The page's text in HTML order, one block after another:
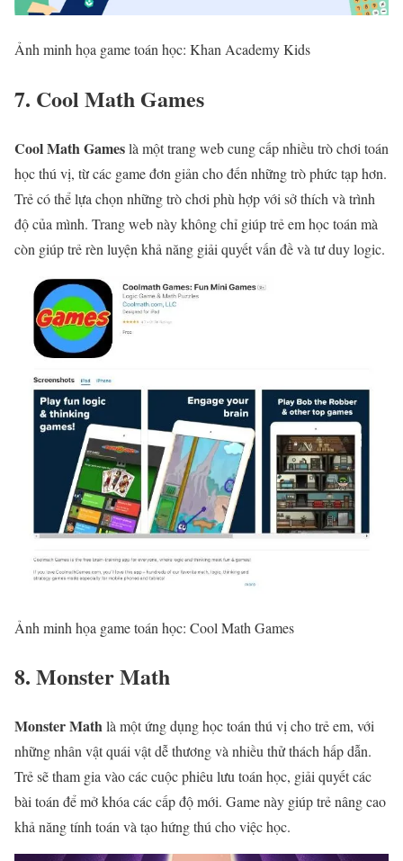
Ảnh minh họa game toán học: Khan Academy Kids
7. Cool Math Games
Cool Math Gameslà một trang web cung cấp nhiều trò chơi toán
học thú vị, từ các game đơn giản cho đến những trò phức tạp hơn.
Trẻ có thể lựa chọn những trò chơi phù hợp với sở thích và trình
độ của mình. Trang web này không chỉ giúp trẻ em học toán mà
còn giúp trẻ rèn luyện khả năng giải quyết vấn đề và tư duy logic.
Ảnh minh họa game toán học: Cool Math Games
8. Monster Math
Monster Mathlà một ứng dụng học toán thú vị cho trẻ em, với
những nhân vật quái vật dễ thương và nhiều thử thách hấp dẫn.
Trẻ sẽ tham gia vào các cuộc phiêu lưu toán học, giải quyết các
bài toán để mở khóa các cấp độ mới. Game này giúp trẻ nâng cao
khả năng tính toán và tạo hứng thú cho việc học.